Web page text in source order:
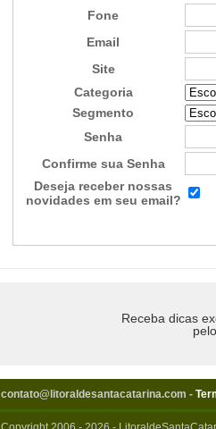
Fone
Email
Site
Categoria
Segmento
Senha
Confirme sua Senha
Deseja receber nossas
novidades em seu email?
Receba dicas
contato@litoraldesantacatarina.com -